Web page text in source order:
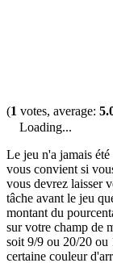
(1 votes, average:
Loading...
Le jeu n'a jamais
vous convient si
vous devrez laisser
tâche avant le jeu
montant du
sur votre champ de
soit 9/9 ou 20/20 ou
certaine couleur